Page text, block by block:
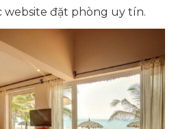
website đặt phòng uy tín.